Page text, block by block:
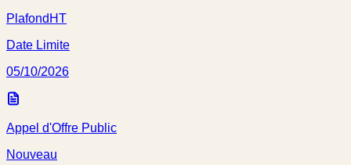
Plafond HT
Date Limite
05/10/2026
Appel d'Offre Public
Nouveau